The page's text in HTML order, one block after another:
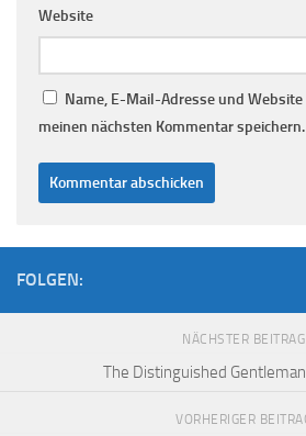
Website
Name, E-Mail-Adresse und
meinen nächsten Kommentar speichern.
FOLGEN:
NÄCHSTER BEITRAG
The Distinguished
VORHERIGER